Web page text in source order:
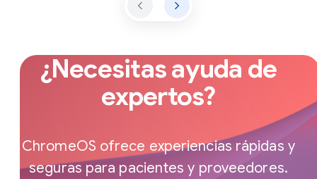
¿Necesitas ayuda de
expertos?
ChromeOS ofrece experiencias rápidas y
seguras para pacientes y proveedores.